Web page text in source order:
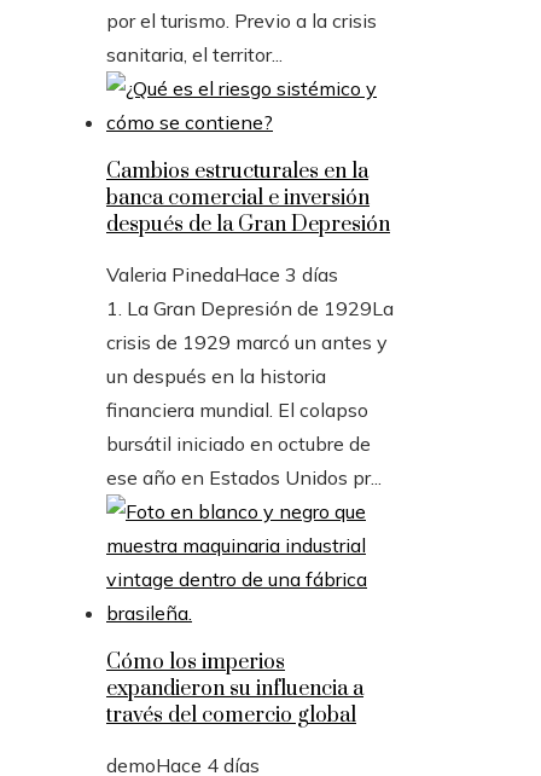
por el turismo. Previo a la crisis
sanitaria, el territor...
Cambios estructurales en la
banca comercial e inversión
después de la Gran Depresión
Valeria PinedaHace 3 días
1. La Gran Depresión de 1929La
crisis de 1929 marcó un antes y
un después en la historia
financiera mundial. El colapso
bursátil iniciado en octubre de
ese año en Estados Unidos pr...
Cómo los imperios
expandieron su influencia a
través del comercio global
demoHace 4 días